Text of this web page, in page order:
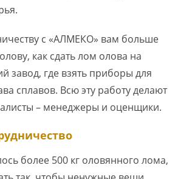
с «АЛМЕКО» вам больше
как сдать лом олова на
завод, где взять приборы для
сплавов. Всю эту работу делают
– менеджеры и оценщики.
более 500 кг оловянного лома,